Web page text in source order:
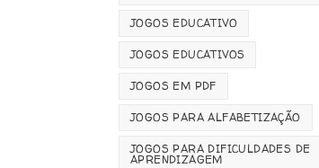
JOGOS EDUCATIVO
JOGOS EDUCATIVOS
JOGOS EM PDF
JOGOS PARA ALFABETIZAÇÃO
JOGOS PARA DIFICULDADES DE
APRENDIZAGEM